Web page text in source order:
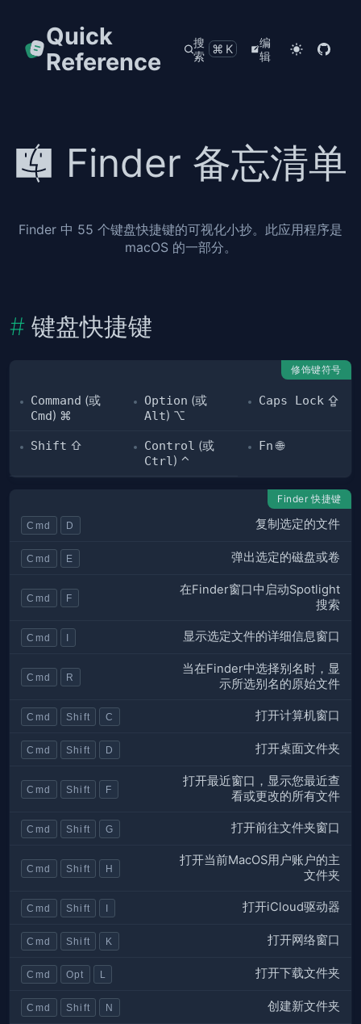
Quick
Reference
搜
索
⌘K
编
辑
Finder 备忘清单
Finder 中 55 个键盘快捷键的可视化小抄。此应用程序是
macOS 的一部分。
键盘快捷键
修饰键符号
Command (或
Cmd) ⌘
Option (或
Alt) ⌥
Caps Lock⇪
Shift ⇧ Control (或
Ctrl ) ⌃
Fn🌐
Finder 快捷键
Cmd D 复制选定的文件
Cmd E 弹出选定的磁盘或卷
Cmd F
在Finder窗口中启动Spotlight
搜索
Cmd I 显示选定文件的详细信息窗口
Cmd R
当在Finder中选择别名时，显
示所选别名的原始文件
Cmd Shift C 打开计算机窗口
Cmd Shift D 打开桌面文件夹
Cmd Shift F
打开最近窗口，显示您最近查
看或更改的所有文件
Cmd Shift G 打开前往文件夹窗口
Cmd Shift H
打开当前MacOS用户账户的主
文件夹
Cmd Shift I 打开iCloud驱动器
Cmd Shift K 打开网络窗口
Cmd Opt L 打开下载文件夹
Cmd Shift N 创建新文件夹